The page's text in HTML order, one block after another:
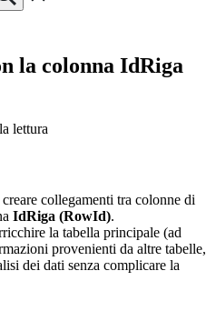
la colonna IdRiga
lettura
collegamenti tra colonne di
IdRiga (RowId).
la tabella principale (ad
provenienti da altre tabelle,
dei dati senza complicare la